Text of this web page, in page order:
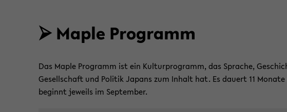
⮚ Maple Pro­gramm
Das Maple Pro­gramm ist ein Kul­tur­pro­gramm, das Spra­che,
Ge­sell­schaft und Po­li­tik Ja­pans zum In­halt hat. Es dau­ert 11 Mo­na­te
be­ginnt je­weils im Sep­tem­ber.